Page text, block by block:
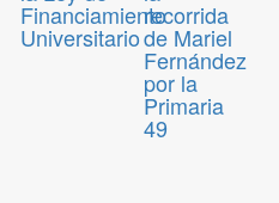
Financiamiento
Universitario
recorrida
de Mariel
Fernández
por la
Primaria
49